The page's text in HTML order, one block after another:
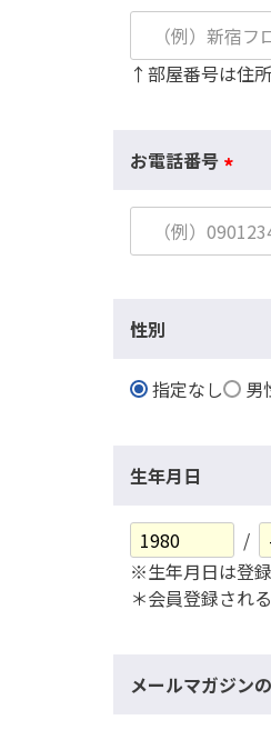
↑部屋番号は住
お電話番号
必
須
性別
指定なし 男
生年月日
※生年月日は登
＊会員登録され
メールマガジン